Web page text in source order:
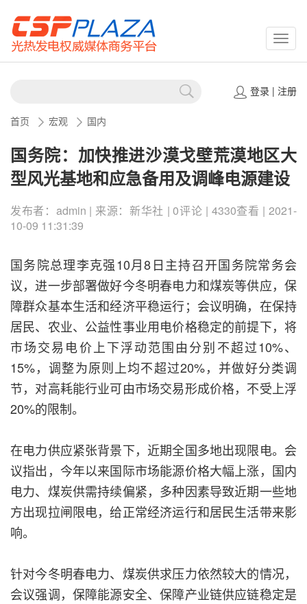
登录| 注册
首页 宏观 国内
国务院：加快推进沙漠戈壁荒漠地区大
型风光基地和应急备用及调峰电源建设
发布者：admin | 来源：新华社 | 0评论 | 4330查看 | 2021-
10-09 11:31:39
国务院总理李克强10月8日主持召开国务院常务会
议，进一步部署做好今冬明春电力和煤炭等供应，保
障群众基本生活和经济平稳运行；会议明确，在保持
居民、农业、公益性事业用电价格稳定的前提下，将
市场交易电价上下浮动范围由分别不超过10%、
15%，调整为原则上均不超过20%，并做好分类调
节，对高耗能行业可由市场交易形成价格，不受上浮
20%的限制。
在电力供应紧张背景下，近期全国多地出现限电。会
议指出，今年以来国际市场能源价格大幅上涨，国内
电力、煤炭供需持续偏紧，多种因素导致近期一些地
方出现拉闸限电，给正常经济运行和居民生活带来影
响。
针对今冬明春电力、煤炭供求压力依然较大的情况，
会议强调，保障能源安全、保障产业链供应链稳定是